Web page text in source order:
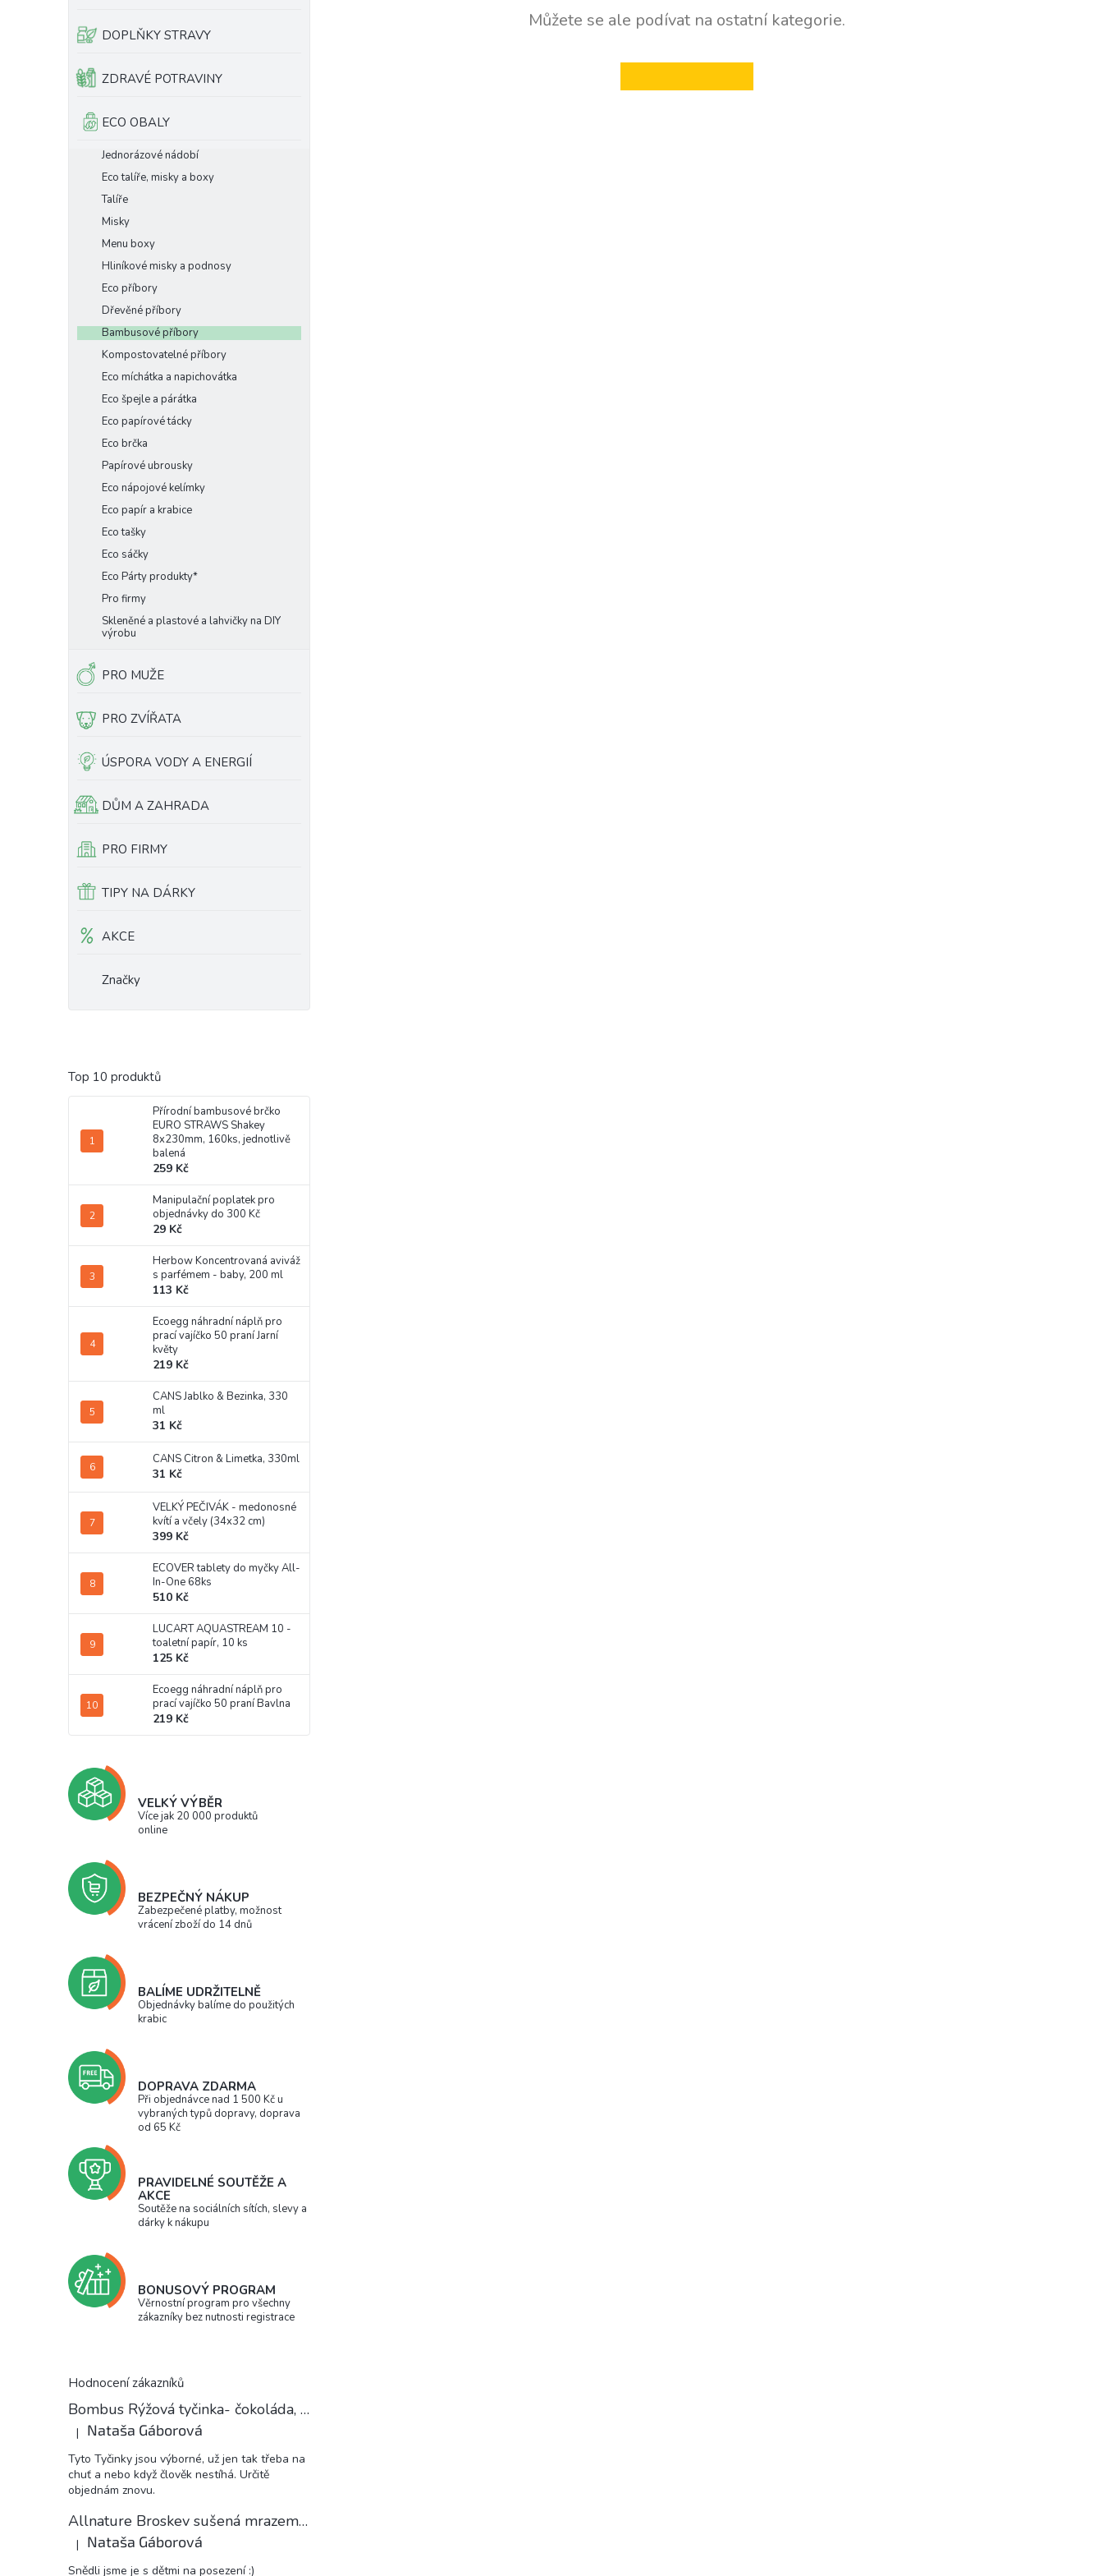
DOPLŇKY STRAVY
ZDRAVÉ POTRAVINY
ECO OBALY
Jednorázové nádobí
Eco talíře, misky a boxy
Talíře
Misky
Menu boxy
Hliníkové misky a podnosy
Eco příbory
Dřevěné příbory
Bambusové příbory
Kompostovatelné příbory
Eco míchátka a napichovátka
Eco špejle a párátka
Eco papírové tácky
Eco brčka
Papírové ubrousky
Eco nápojové kelímky
Eco papír a krabice
Eco tašky
Eco sáčky
Eco Párty produkty*
Pro firmy
Skleněné a plastové a lahvičky na DIY
výrobu
PRO MUŽE
PRO ZVÍŘATA
ÚSPORA VODY A ENERGIÍ
DŮM A ZAHRADA
PRO FIRMY
TIPY NA DÁRKY
AKCE
Značky
Top 10 produktů
Přírodní bambusové brčko
EURO STRAWS Shakey
8x230mm, 160ks, jednotlivě
balená
259 Kč
Manipulační poplatek pro
objednávky do 300 Kč
29 Kč
Herbow Koncentrovaná aviváž
s parfémem - baby, 200 ml
113 Kč
Ecoegg náhradní náplň pro
prací vajíčko 50 praní Jarní
květy
219 Kč
CANS Jablko & Bezinka, 330
ml
31 Kč
CANS Citron & Limetka, 330ml
31 Kč
VELKÝ PEČIVÁK - medonosné
kvítí a včely (34x32 cm)
399 Kč
ECOVER tablety do myčky All-
In-One 68ks
510 Kč
LUCART AQUASTREAM 10 -
toaletní papír, 10 ks
125 Kč
Ecoegg náhradní náplň pro
prací vajíčko 50 praní Bavlna
219 Kč
VELKÝ VÝBĚR
Více jak 20 000 produktů
online
BEZPEČNÝ NÁKUP
Zabezpečené platby, možnost
vrácení zboží do 14 dnů
BALÍME UDRŽITELNĚ
Objednávky balíme do použitých
krabic
DOPRAVA ZDARMA
Při objednávce nad 1 500 Kč u
vybraných typů dopravy, doprava
od 65 Kč
PRAVIDELNÉ SOUTĚŽE A
AKCE
Soutěže na sociálních sítích, slevy a
dárky k nákupu
BONUSOVÝ PROGRAM
Věrnostní program pro všechny
zákazníky bez nutnosti registrace
Hodnocení zákazníků
Bombus Rýžová tyčinka- čokoláda, 18 g
Hodnocení produktu je 5 z 5 hvězdiček.
| Nataša Gáborová
Tyto Tyčinky jsou výborné, už jen tak třeba na
chuť a nebo když člověk nestíhá. Určitě
objednám znovu.
Allnature Broskev sušená mrazem plátky, 15 g
Hodnocení produktu je 5 z 5 hvězdiček.
| Nataša Gáborová
Snědli jsme je s dětmi na posezení :)
Můžete se ale podívat na ostatní kategorie.